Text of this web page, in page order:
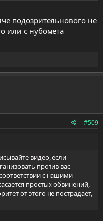
подозрительнового не
или с нубомета
#509
видео, если
против вас
с нашими
простых обвинений,
от этого не пострадает,